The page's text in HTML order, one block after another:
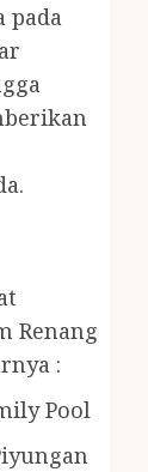
pada
Renang
:
Pool